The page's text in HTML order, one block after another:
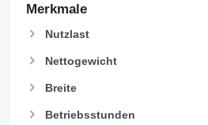
Merkmale
Nutzlast
Nettogewicht
Breite
Betriebsstunden